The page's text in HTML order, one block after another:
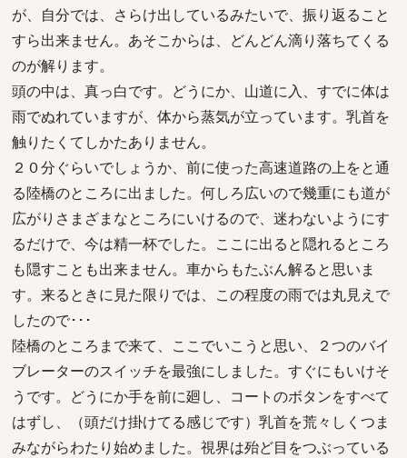
が、自分では、さらけ出しているみたいで、振り返ること
すら出来ません。あそこからは、どんどん滴り落ちてくる
のが解ります。
頭の中は、真っ白です。どうにか、山道に入、すでに体は
雨でぬれていますが、体から蒸気が立っています。乳首を
触りたくてしかたありません。
２０分ぐらいでしょうか、前に使った高速道路の上をと通
る陸橋のところに出ました。何しろ広いので幾重にも道が
広がりさまざまなところにいけるので、迷わないようにす
るだけで、今は精一杯でした。ここに出ると隠れるところ
も隠すことも出来ません。車からもたぶん解ると思いま
す。来るときに見た限りでは、この程度の雨では丸見えで
したので･･･
陸橋のところまで来て、ここでいこうと思い、２つのバイ
ブレーターのスイッチを最強にしました。すぐにもいけそ
うです。どうにか手を前に廻し、コートのボタンをすべて
はずし、（頭だけ掛けてる感じです）乳首を荒々しくつま
みながらわたり始めました。視界は殆ど目をつぶっている